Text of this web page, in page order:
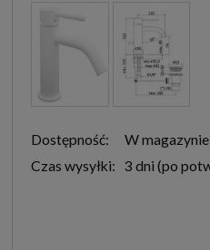
Dostępność:
W magazynie
Czas wysyłki: 3 dni